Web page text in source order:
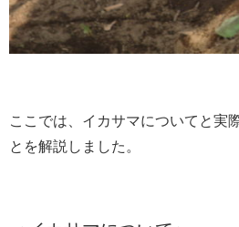
ここでは、イカサマについてと実
とを解説しました。